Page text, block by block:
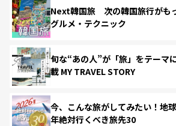
Next韓国旅 次の韓国旅行がも
グルメ・テクニック
旬な“あの人”が「旅」をテーマ
載 MY TRAVEL STORY
今、こんな旅がしてみたい！地
年絶対行くべき旅先30